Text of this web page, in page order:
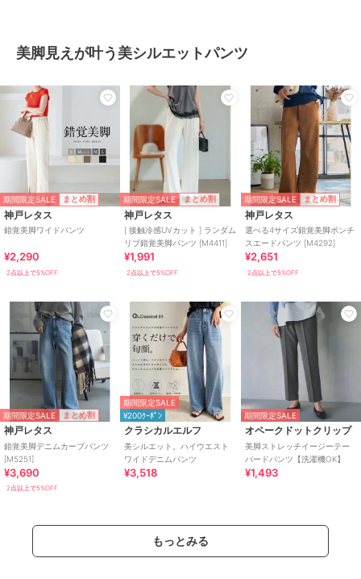
美脚見えが叶う美シルエットパンツ
期間限定SALE まとめ割
神戸レタス
錯覚美脚ワイドパンツ
¥2,290
2点以上で5%OFF
期間限定SALE まとめ割
神戸レタス
[ 接触冷感UVカット ] ランダム
リブ錯覚美脚パンツ [M4411]
¥1,991
2点以上で5%OFF
期間限定SALE まとめ割
神戸レタス
選べる4サイズ錯覚美脚ポンチ
スエードパンツ [M4292]
¥2,651
2点以上で5%OFF
期間限定SALE まとめ割
神戸レタス
錯覚美脚デニムカーブパンツ
[M5251]
¥3,690
2点以上で5%OFF
期間限定SALE
¥200ｸｰﾎﾟﾝ
クラシカルエルフ
美シルエット。ハイウエスト
ワイドデニムパンツ
¥3,518
期間限定SALE
オペークドットクリップ
美脚ストレッチイージーテー
パードパンツ【洗濯機OK】
¥1,493
もっとみる